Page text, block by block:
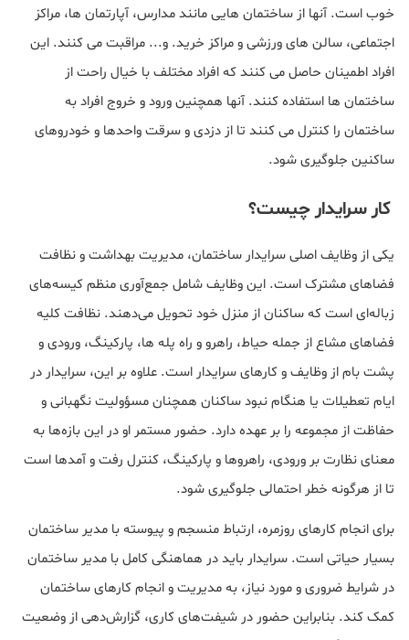
خوب است. آنها از ساختمان هایی مانند مدارس، آپارتمان ها، مراکز
اجتماعی، سالن های ورزشی و مراکز خرید. و... مراقبت می کنند. این
افراد اطمینان حاصل می کنند که افراد مختلف با خیال راحت از
ساختمان ها استفاده کنند. آنها همچنین ورود و خروج افراد به
ساختمان را کنترل می کنند تا از دزدی و سرقت واحدها و خودروهای
ساکنین جلوگیری شود.
کار سرایدار چیست؟
یکی از وظایف اصلی سرایدار ساختمان، مدیریت بهداشت و نظافت
فضاهای مشترک است. این وظایف شامل جمع‌آوری منظم کیسه‌های
زباله‌ای است که ساکنان از منزل خود تحویل می‌دهند. نظافت کلیه
فضاهای مشاع از جمله حیاط، راهرو و راه پله ها، پارکینگ، ورودی و
پشت بام از وظایف و کارهای سرایدار است. علاوه بر این، سرایدار در
ایام تعطیلات یا هنگام نبود ساکنان همچنان مسؤولیت نگهبانی و
حفاظت از مجموعه را بر عهده دارد. حضور مستمر او در این بازه‌ها به
معنای نظارت بر ورودی، راهروها و پارکینگ، کنترل رفت و آمدها است
تا از هرگونه خطر احتمالی جلوگیری شود.
برای انجام کارهای روزمره، ارتباط منسجم و پیوسته با مدیر ساختمان
بسیار حیاتی است. سرایدار باید در هماهنگی کامل با مدیر ساختمان
در شرایط ضروری و مورد نیاز، به مدیریت و انجام کارهای ساختمان
کمک کند. بنابراین حضور در شیفت‌های کاری، گزارش‌دهی از وضعیت